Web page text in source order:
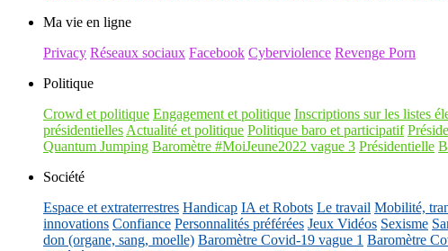
Ma vie en ligne
Privacy Réseaux sociaux Facebook Cyberviolence Revenge Porn
Politique
Crowd et politique Engagement et politique Inscriptions sur les listes
présidentielles Actualité et politique Politique baro et participatif
Quantum Jumping Baromètre #MoiJeune2022 vague 3 Présidentielle
Société
Espace et extraterrestres Handicap IA et Robots Le travail Mobilité,
innovations Confiance Personnalités préférées Jeux Vidéos Sexisme
don (organe, sang, moelle) Baromètre Covid-19 vague 1 Baromètre